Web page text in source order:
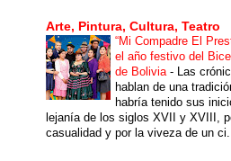
Arte, Pintura, Cultura, Teatro
“Mi Compadre El
el año festivo del
de Bolivia - Las
hablan de una
habría tenido sus
lejanía de los siglos XVII y XVIII,
casualidad y por la viveza de un